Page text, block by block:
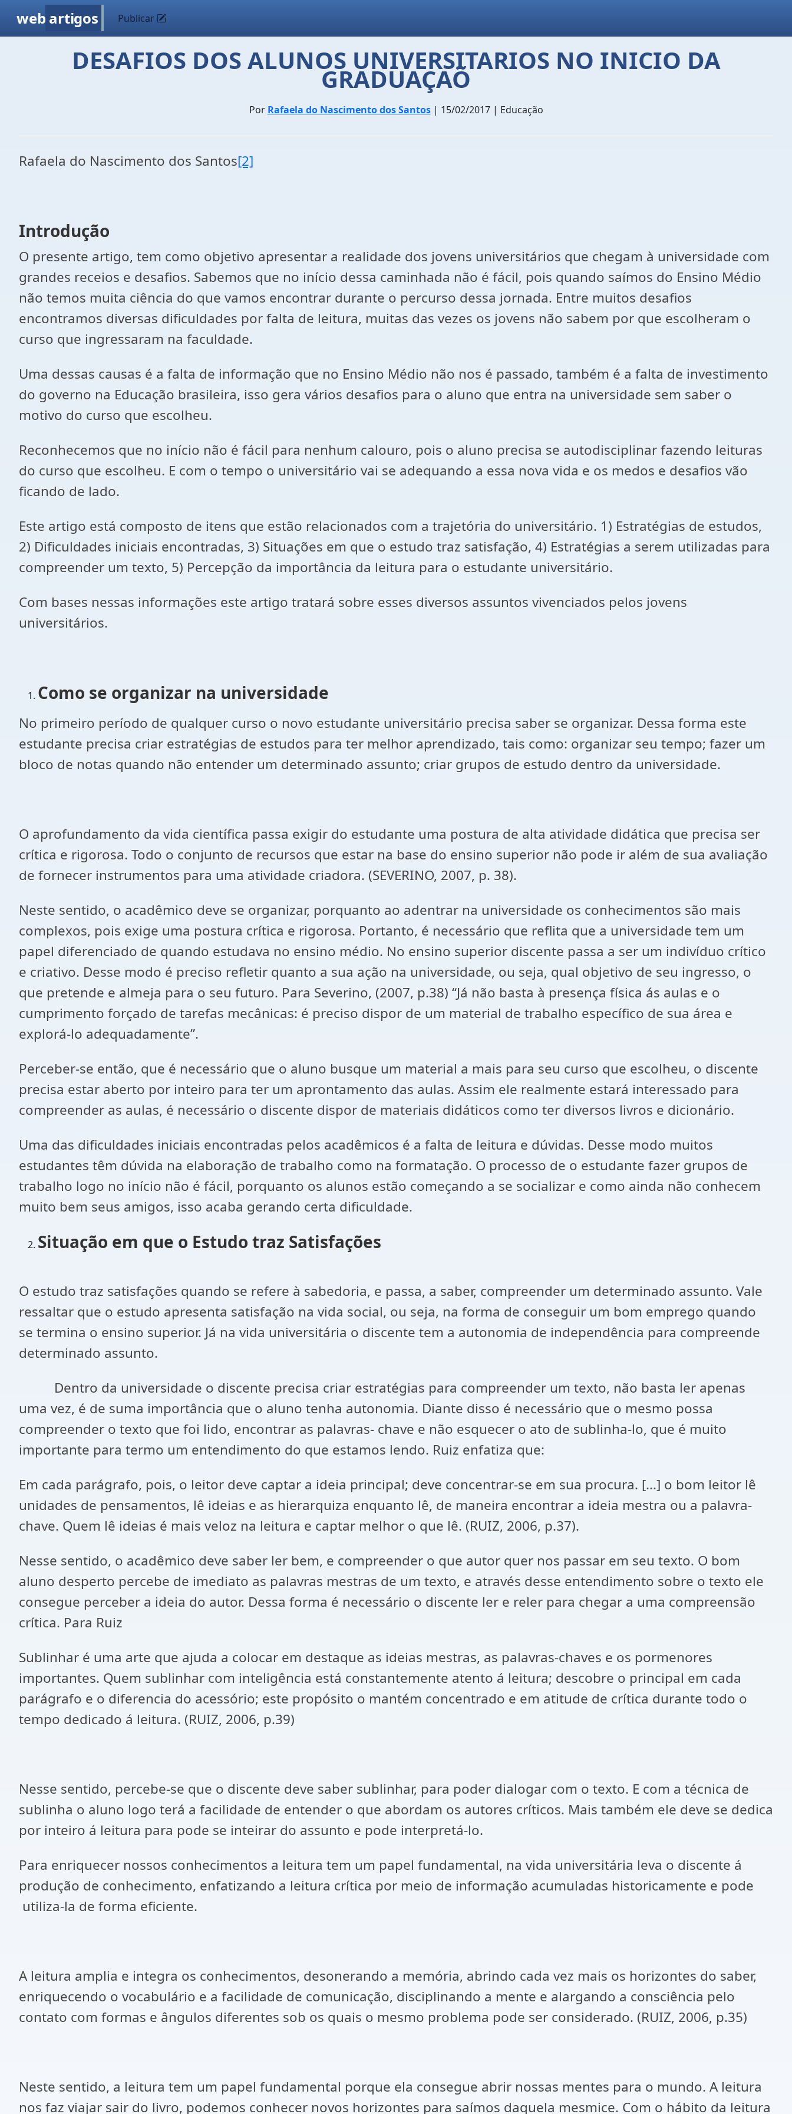
web artigos Publicar
DESAFIOS DOS ALUNOS UNIVERSITARIOS NO INICIO DA
GRADUAÇAÕ
Por Rafaela do Nascimento dos Santos| 15/02/2017 | Educação
Rafaela do Nascimento dos Santos[2]
Introdução
O presente artigo, tem como objetivo apresentar a realidade dos jovens universitários que chegam à universidade com
grandes receios e desafios. Sabemos que no início dessa caminhada não é fácil, pois quando saímos do Ensino Médio
não temos muita ciência do que vamos encontrar durante o percurso dessa jornada. Entre muitos desafios
encontramos diversas dificuldades por falta de leitura, muitas das vezes os jovens não sabem por que escolheram o
curso que ingressaram na faculdade.
Uma dessas causas é a falta de informação que no Ensino Médio não nos é passado, também é a falta de investimento
do governo na Educação brasileira, isso gera vários desafios para o aluno que entra na universidade sem saber o
motivo do curso que escolheu.
Reconhecemos que no início não é fácil para nenhum calouro, pois o aluno precisa se autodisciplinar fazendo leituras
do curso que escolheu. E com o tempo o universitário vai se adequando a essa nova vida e os medos e desafios vão
ficando de lado.
Este artigo está composto de itens que estão relacionados com a trajetória do universitário. 1) Estratégias de estudos,
2) Dificuldades iniciais encontradas, 3) Situações em que o estudo traz satisfação, 4) Estratégias a serem utilizadas para
compreender um texto, 5) Percepção da importância da leitura para o estudante universitário.
Com bases nessas informações este artigo tratará sobre esses diversos assuntos vivenciados pelos jovens
universitários.
Como se organizar na universidade
No primeiro período de qualquer curso o novo estudante universitário precisa saber se organizar. Dessa forma este
estudante precisa criar estratégias de estudos para ter melhor aprendizado, tais como: organizar seu tempo; fazer um
bloco de notas quando não entender um determinado assunto; criar grupos de estudo dentro da universidade.
O aprofundamento da vida científica passa exigir do estudante uma postura de alta atividade didática que precisa ser
crítica e rigorosa. Todo o conjunto de recursos que estar na base do ensino superior não pode ir além de sua avaliação
de fornecer instrumentos para uma atividade criadora. (SEVERINO, 2007, p. 38).
Neste sentido, o acadêmico deve se organizar, porquanto ao adentrar na universidade os conhecimentos são mais
complexos, pois exige uma postura crítica e rigorosa. Portanto, é necessário que reflita que a universidade tem um
papel diferenciado de quando estudava no ensino médio. No ensino superior discente passa a ser um indivíduo crítico
e criativo. Desse modo é preciso refletir quanto a sua ação na universidade, ou seja, qual objetivo de seu ingresso, o
que pretende e almeja para o seu futuro. Para Severino, (2007, p.38) “Já não basta à presença física ás aulas e o
cumprimento forçado de tarefas mecânicas: é preciso dispor de um material de trabalho específico de sua área e
explorá-lo adequadamente”.
Perceber-se então, que é necessário que o aluno busque um material a mais para seu curso que escolheu, o discente
precisa estar aberto por inteiro para ter um aprontamento das aulas. Assim ele realmente estará interessado para
compreender as aulas, é necessário o discente dispor de materiais didáticos como ter diversos livros e dicionário.
Uma das dificuldades iniciais encontradas pelos acadêmicos é a falta de leitura e dúvidas. Desse modo muitos
estudantes têm dúvida na elaboração de trabalho como na formatação. O processo de o estudante fazer grupos de
trabalho logo no início não é fácil, porquanto os alunos estão começando a se socializar e como ainda não conhecem
muito bem seus amigos, isso acaba gerando certa dificuldade.
Situação em que o Estudo traz Satisfações
O estudo traz satisfações quando se refere à sabedoria, e passa, a saber, compreender um determinado assunto. Vale
ressaltar que o estudo apresenta satisfação na vida social, ou seja, na forma de conseguir um bom emprego quando
se termina o ensino superior. Já na vida universitária o discente tem a autonomia de independência para compreende
determinado assunto.
Dentro da universidade o discente precisa criar estratégias para compreender um texto, não basta ler apenas
uma vez, é de suma importância que o aluno tenha autonomia. Diante disso é necessário que o mesmo possa
compreender o texto que foi lido, encontrar as palavras- chave e não esquecer o ato de sublinha-lo, que é muito
importante para termo um entendimento do que estamos lendo. Ruiz enfatiza que:
Em cada parágrafo, pois, o leitor deve captar a ideia principal; deve concentrar-se em sua procura. [...] o bom leitor lê
unidades de pensamentos, lê ideias e as hierarquiza enquanto lê, de maneira encontrar a ideia mestra ou a palavra-
chave. Quem lê ideias é mais veloz na leitura e captar melhor o que lê. (RUIZ, 2006, p.37).
Nesse sentido, o acadêmico deve saber ler bem, e compreender o que autor quer nos passar em seu texto. O bom
aluno desperto percebe de imediato as palavras mestras de um texto, e através desse entendimento sobre o texto ele
consegue perceber a ideia do autor. Dessa forma é necessário o discente ler e reler para chegar a uma compreensão
crítica. Para Ruiz
Sublinhar é uma arte que ajuda a colocar em destaque as ideias mestras, as palavras-chaves e os pormenores
importantes. Quem sublinhar com inteligência está constantemente atento á leitura; descobre o principal em cada
parágrafo e o diferencia do acessório; este propósito o mantém concentrado e em atitude de crítica durante todo o
tempo dedicado á leitura. (RUIZ, 2006, p.39)
Nesse sentido, percebe-se que o discente deve saber sublinhar, para poder dialogar com o texto. E com a técnica de
sublinha o aluno logo terá a facilidade de entender o que abordam os autores críticos. Mais também ele deve se dedica
por inteiro á leitura para pode se inteirar do assunto e pode interpretá-lo.
Para enriquecer nossos conhecimentos a leitura tem um papel fundamental, na vida universitária leva o discente á
produção de conhecimento, enfatizando a leitura crítica por meio de informação acumuladas historicamente e pode
utiliza-la de forma eficiente.
A leitura amplia e integra os conhecimentos, desonerando a memória, abrindo cada vez mais os horizontes do saber,
enriquecendo o vocabulário e a facilidade de comunicação, disciplinando a mente e alargando a consciência pelo
contato com formas e ângulos diferentes sob os quais o mesmo problema pode ser considerado. (RUIZ, 2006, p.35)
Neste sentido, a leitura tem um papel fundamental porque ela consegue abrir nossas mentes para o mundo. A leitura
nos faz viajar sair do livro, podemos conhecer novos horizontes para saímos daquela mesmice. Com o hábito da leitura